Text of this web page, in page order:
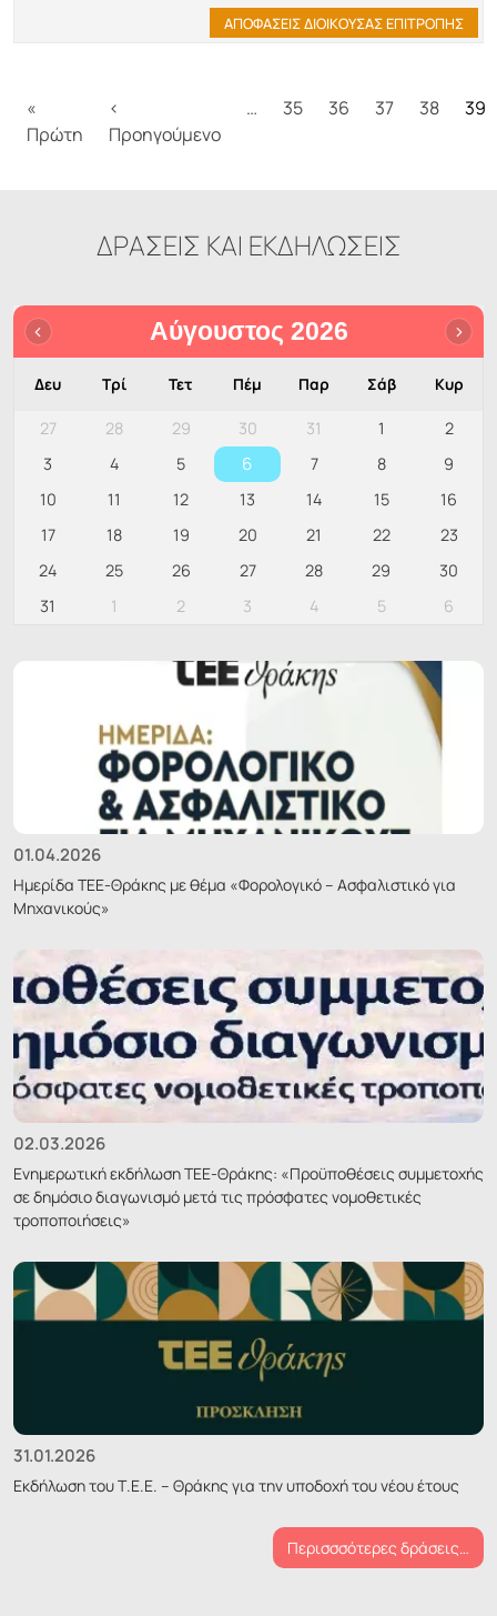
ΑΠΟΦΑΣΕΙΣ ΔΙΟΙΚΟΥΣΑΣ ΕΠΙΤΡΟΠΗΣ
Σελιδοποίηση
«
Πρώτη First page
‹
ΠροηγούμενοΠροηγούμενη σελίδα
… 35 36 37 38 39
ΔΡΑΣΕΙΣ ΚΑΙ ΕΚΔΗΛΩΣΕΙΣ
01.04.2026
Ημερίδα ΤΕΕ-Θράκης με θέμα «Φορολογικό – Ασφαλιστικό για
Μηχανικούς»
02.03.2026
Ενημερωτική εκδήλωση ΤΕΕ-Θράκης: «Προϋποθέσεις συμμετοχής
σε δημόσιο διαγωνισμό μετά τις πρόσφατες νομοθετικές
τροποποιήσεις»
31.01.2026
Εκδήλωση του Τ.Ε.Ε. – Θράκης για την υποδοχή του νέου έτους
Περισσσότερες δράσεις…
Αύγουστος 2026
Δευ Τρί Τετ Πέμ Παρ Σάβ Κυρ
27 28 29 30 31 1
2
3
4 5 6 7 8
9
10
11 12 13 14 15
16
17
18 19 20 21 22
23
24
25 26 27 28 29
30
31
1 2 3 4 5 6